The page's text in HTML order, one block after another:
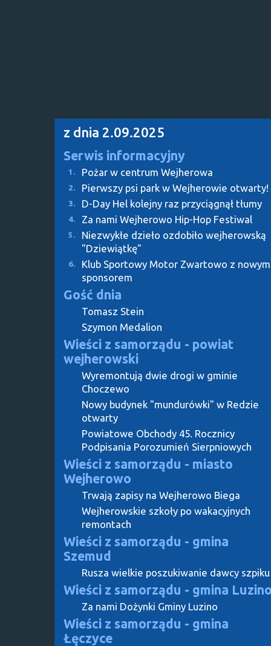
z dnia 2.09.2025
Serwis informacyjny
1. Pożar w centrum Wejherowa
2. Pierwszy psi park w Wejherowie otwarty!
3. D-Day Hel kolejny raz przyciągnął tłumy
4. Za nami Wejherowo Hip-Hop Festiwal
5.
Niezwykłe dzieło ozdobiło wejherowską
"Dziewiątkę"
6.
Klub Sportowy Motor Zwartowo z nowym
sponsorem
Gość dnia
Tomasz Stein
Szymon Medalion
Wieści z samorządu - powiat
wejherowski
Wyremontują dwie drogi w gminie
Choczewo
Nowy budynek "mundurówki" w Redzie
otwarty
Powiatowe Obchody 45. Rocznicy
Podpisania Porozumień Sierpniowych
Wieści z samorządu - miasto
Wejherowo
Trwają zapisy na Wejherowo Biega
Wejherowskie szkoły po wakacyjnych
remontach
Wieści z samorządu - gmina
Szemud
Rusza wielkie poszukiwanie dawcy szpiku
Wieści z samorządu - gmina
Za nami Dożynki Gminy Luzino
Wieści z samorządu - gmina
Łęczyce